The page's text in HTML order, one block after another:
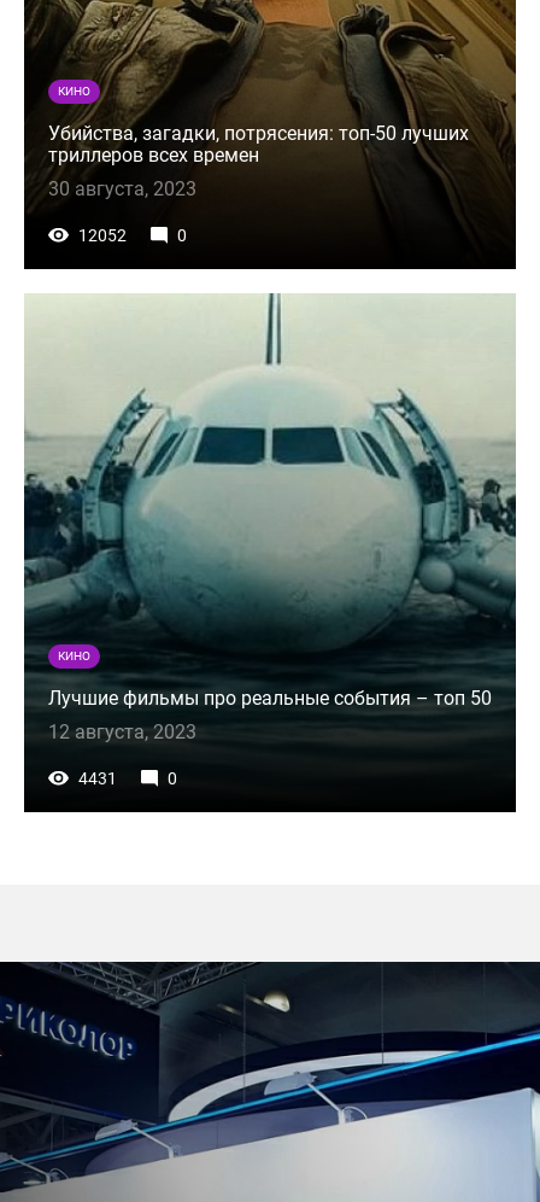
КИНО
Убийства, загадки, потрясения: топ-50 лучших
триллеров всех времен
30 августа, 2023
12052 0
КИНО
Лучшие фильмы про реальные события – топ 50
12 августа, 2023
4431 0